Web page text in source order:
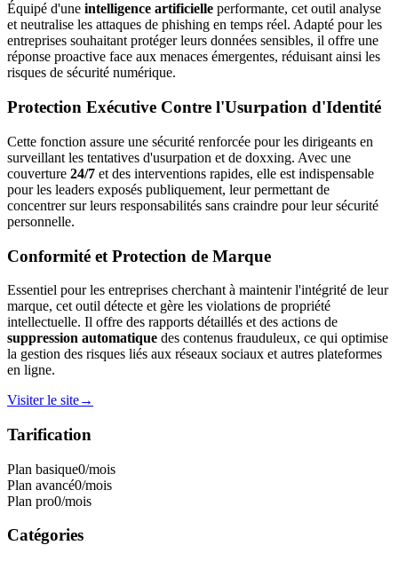
Équipé d'une intelligence artificielle performante, cet outil analyse
et neutralise les attaques de phishing en temps réel. Adapté pour les
entreprises souhaitant protéger leurs données sensibles, il offre une
réponse proactive face aux menaces émergentes, réduisant ainsi les
risques de sécurité numérique.
Protection Exécutive Contre l'Usurpation d'Identité
Cette fonction assure une sécurité renforcée pour les dirigeants en
surveillant les tentatives d'usurpation et de doxxing. Avec une
couverture 24/7 et des interventions rapides, elle est indispensable
pour les leaders exposés publiquement, leur permettant de
concentrer sur leurs responsabilités sans craindre pour leur sécurité
personnelle.
Conformité et Protection de Marque
Essentiel pour les entreprises cherchant à maintenir l'intégrité de leur
marque, cet outil détecte et gère les violations de propriété
intellectuelle. Il offre des rapports détaillés et des actions de
suppression automatique des contenus frauduleux, ce qui optimise
la gestion des risques liés aux réseaux sociaux et autres plateformes
en ligne.
Visiter le site→
Tarification
Plan basique0/mois
Plan avancé0/mois
Plan pro0/mois
Catégories